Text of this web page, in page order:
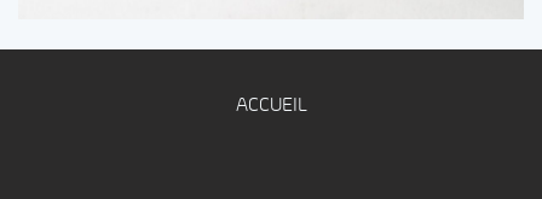
ACCUEIL